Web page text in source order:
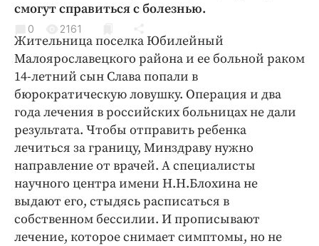
Культура
Недвижимость и ЖКХ
Образование
Общество
Погода
Праздники
Происшествия
Спорт
Экономика и бизнес
ПРОЕКТЫ
Блоги
смогут справиться с болезнью.
0 2161
Жительница поселка Юбилейный
Малоярославецкого района и ее больной раком
14-летний сын Слава попали в
бюрократическую ловушку. Операция и два
года лечения в российских больницах не дали
результата. Чтобы отправить ребенка
лечиться за границу, Минздраву нужно
направление от врачей. А специалисты
научного центра имени Н.Н.Блохина не
выдают его, стыдясь расписаться в
собственном бессилии. И прописывают
лечение, которое снимает симптомы, но не